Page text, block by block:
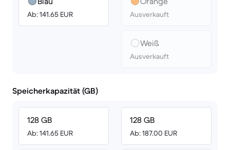
Ab: 141.65 EUR Ausverkauft
Weiß
Ausverkauft
Speicherkapazität (GB)
128 GB
Ab: 141.65 EUR
128 GB
Ab: 187.00 EUR